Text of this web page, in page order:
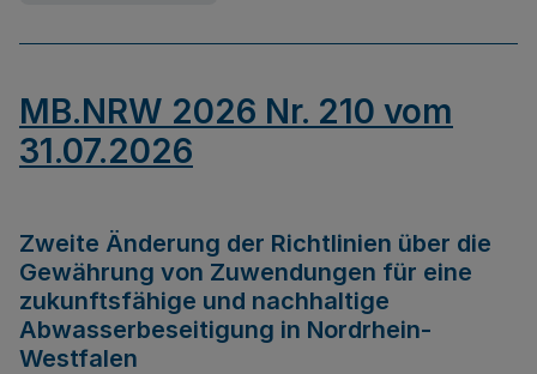
MB.NRW 2026 Nr. 210 vom
31.07.2026
Zweite Änderung der Richtlinien über die
Gewährung von Zuwendungen für eine
zukunftsfähige und nachhaltige
Abwasserbeseitigung in Nordrhein-
Westfalen